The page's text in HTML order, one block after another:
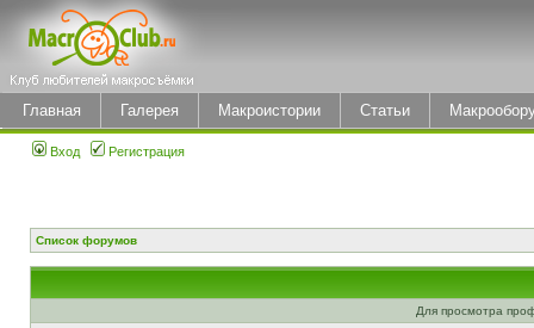
Главная Галерея Макроистории Статьи
Вход Регистрация
Список форумов
Для просмотра